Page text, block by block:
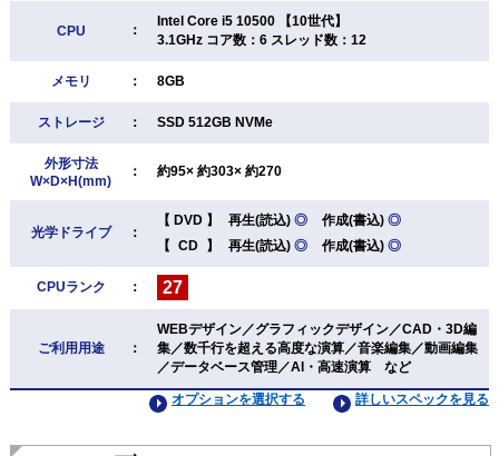
CPU ：
Intel Core i5 10500 【10世代】
3.1GHz コア数：6 スレッド数：12
メモリ ： 8GB
ストレージ ： SSD 512GB NVMe
外形寸法
W×D×H(mm)
： 約95× 約303× 約270
光学ドライブ ：
【 DVD 】 再生(読込) ◎ 作成(書込) ◎
【 CD 】 再生(読込) ◎ 作成(書込) ◎
CPUランク ： 27
ご利用用途 ：
WEBデザイン／グラフィックデザイン／CAD・3D編
集／数千行を超える高度な演算／音楽編集／動画編集
／データベース管理／AI・高速演算 など
詳しいスペックを見る
オプションを選択する